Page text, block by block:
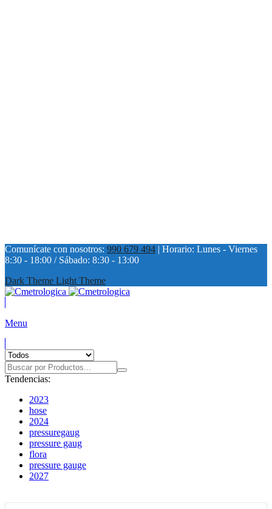
Comunícate con nosotros: 990 679 494 | Horario: Lunes - Viernes
8:30 - 18:00 / Sábado: 8:30 - 13:00
Dark Theme Light Theme
Menu
Tendencias:
2023
hose
2024
pressuregaug
pressure gaug
flora
pressure gauge
2027